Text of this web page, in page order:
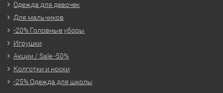
Одежда для девочек
Для мальчиков
-20% Головные уборы
Игрушки
Акции / Sale -50%
Колготки и носки
-25% Одежда для школы